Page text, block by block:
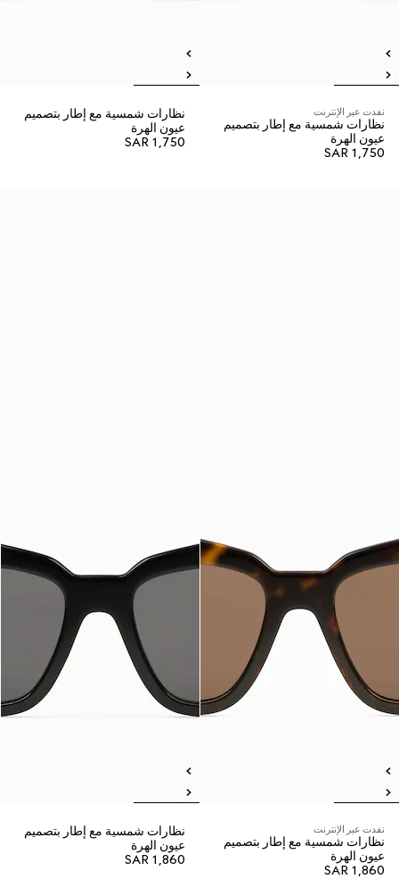
نفدت عبر الإنترنت
نظارات شمسية مع إطار بتصميم
عيون الهرة
SAR 1,750
نظارات شمسية مع إطار بتصميم
عيون الهرة
SAR 1,750
نفدت عبر الإنترنت
نظارات شمسية مع إطار بتصميم
عيون الهرة
SAR 1,860
نظارات شمسية مع إطار بتصميم
عيون الهرة
SAR 1,860